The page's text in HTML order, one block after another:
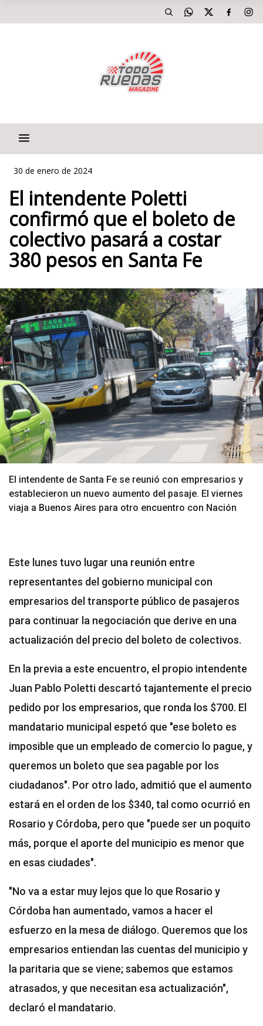
30 de enero de 2024
El intendente Poletti
confirmó que el boleto de
colectivo pasará a costar
380 pesos en Santa Fe
El intendente de Santa Fe se reunió con empresarios y
establecieron un nuevo aumento del pasaje. El viernes
viaja a Buenos Aires para otro encuentro con Nación
Este lunes tuvo lugar una reunión entre
representantes del gobierno municipal con
empresarios del transporte público de pasajeros
para continuar la negociación que derive en una
actualización del precio del boleto de colectivos.
En la previa a este encuentro, el propio intendente
Juan Pablo Poletti descartó tajantemente el precio
pedido por los empresarios, que ronda los $700. El
mandatario municipal espetó que "ese boleto es
imposible que un empleado de comercio lo pague, y
queremos un boleto que sea pagable por los
ciudadanos". Por otro lado, admitió que el aumento
estará en el orden de los $340, tal como ocurrió en
Rosario y Córdoba, pero que "puede ser un poquito
más, porque el aporte del municipio es menor que
en esas ciudades".
"No va a estar muy lejos que lo que Rosario y
Córdoba han aumentado, vamos a hacer el
esfuerzo en la mesa de diálogo. Queremos que los
empresarios entiendan las cuentas del municipio y
la paritaria que se viene; sabemos que estamos
atrasados, y que necesitan esa actualización",
declaró el mandatario.